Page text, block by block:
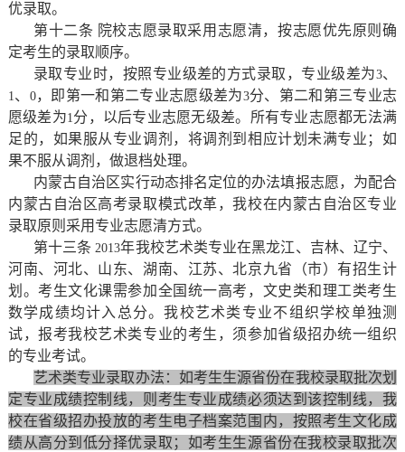
优录取。
第十二条 院校志愿录取采用志愿清，按志愿优先原则确
定考生的录取顺序。
录取专业时，按照专业级差的方式录取，专业级差为3、
1、 0，即第一和第二专业志愿级差为3分、第二和第三专业志
愿级差为1分，以后专业志愿无级差。所有专业志愿都无法满
足的，如果服从专业调剂，将调剂到相应计划未满专业；如
果不服从调剂，做退档处理。
内蒙古自治区实行动态排名定位的办法填报志愿，为配合
内蒙古自治区高考录取模式改革，我校在内蒙古自治区专业
录取原则采用专业志愿清方式。
第十三条 2013年我校艺术类专业在黑龙江、吉林、辽宁、
河南、河北、山东、湖南、江苏、北京九省（市）有招生计
划。考生文化课需参加全国统一高考，文史类和理工类考生
数学成绩均计入总分。我校艺术类专业不组织学校单独测
试，报考我校艺术类专业的考生，须参加省级招办统一组织
的专业考试。
艺术类专业录取办法：如考生生源省份在我校录取批次划
定专业成绩控制线，则考生专业成绩必须达到该控制线，我
校在省级招办投放的考生电子档案范围内，按照考生文化成
绩从高分到低分择优录取；如考生生源省份在我校录取批次